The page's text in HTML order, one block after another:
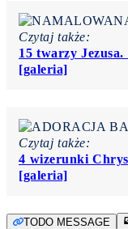
Czytaj także:
15 twarzy
[galeria]
Czytaj także:
4 wizerunki
[galeria]
TODO MESSAGE